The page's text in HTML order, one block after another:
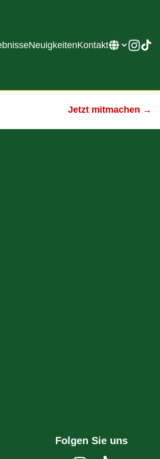
NeuigkeitenKontakt
Jetzt mitmachen →
Folgen Sie uns